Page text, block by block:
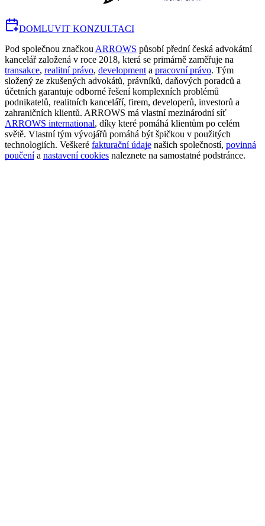
DOMLUVIT KONZULTACI
Pod společnou značkou ARROWS působí přední česká advokátní
kancelář založená v roce 2018, která se primárně zaměřuje na
transakce, realitní právo, development a pracovní právo. Tým
složený ze zkušených advokátů, právníků, daňových poradců a
účetních garantuje odborné řešení komplexních problémů
podnikatelů, realitních kanceláří, firem, developerů, investorů a
zahraničních klientů. ARROWS má vlastní mezinárodní síť
ARROWS international, díky které pomáhá klientům po celém
světě. Vlastní tým vývojářů pomáhá být špičkou v použitých
technologiích. Veškeré fakturační údaje našich společností, povinná
poučenía nastavení cookies naleznete na samostatné podstránce.